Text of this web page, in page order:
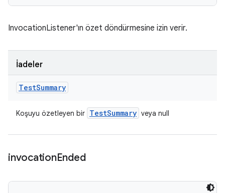
InvocationListener'ın özet döndürmesine izin verir.
İadeler
TestSummary
Koşuyu özetleyen bir TestSummary veya null
invocationEnded